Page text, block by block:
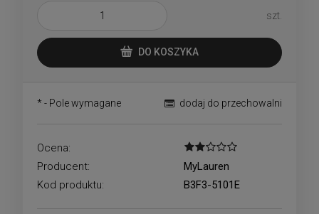
szt.
DO KOSZYKA
dodaj do przechowalni
* - Pole wymagane
Ocena:
Producent:
MyLauren
Kod produktu:
B3F3-5101E